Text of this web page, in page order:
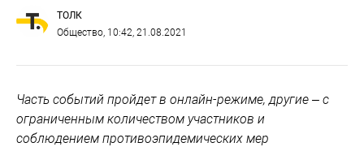
ТОЛК
Общество, 10:42, 21.08.2021
Часть событий пройдет в онлайн-режиме, другие – с
ограниченным количеством участников и
соблюдением противоэпидемических мер